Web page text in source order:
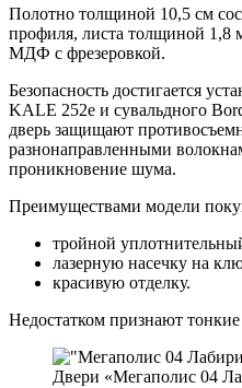
Полотно толщиной 10,5 см
профиля, листа толщиной 1,8
МДФ с фрезеровкой.
Безопасность достигается
KALE 252е и сувальдного
дверь защищают
разнонаправленными
проникновение шума.
Преимуществами модели
тройной
лазерную насечку на
красивую отделку.
Недостатком признают
Двери «Мегаполис 04